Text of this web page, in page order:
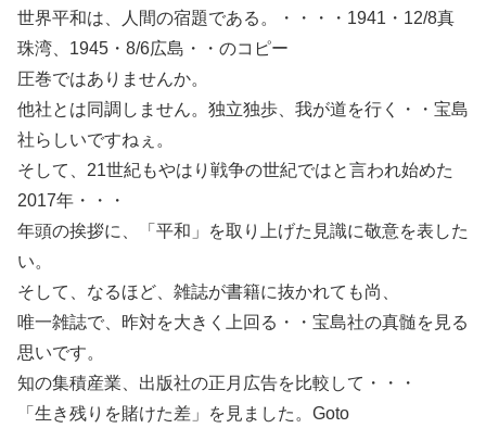
世界平和は、人間の宿題である。・・・・1941・12/8真
珠湾、1945・8/6広島・・のコピー
圧巻ではありませんか。
他社とは同調しません。独立独歩、我が道を行く・・宝島
社らしいですねぇ。
そして、21世紀もやはり戦争の世紀ではと言われ始めた
2017年・・・
年頭の挨拶に、「平和」を取り上げた見識に敬意を表した
い。
そして、なるほど、雑誌が書籍に抜かれても尚、
唯一雑誌で、昨対を大きく上回る・・宝島社の真髄を見る
思いです。
知の集積産業、出版社の正月広告を比較して・・・
「生き残りを賭けた差」を見ました。Goto